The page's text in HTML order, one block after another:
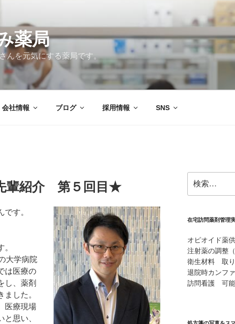
薬局
んを元気にする薬局です。
会社情報 ブログ 採用情報 SNS
紹介 第５回目★
す。
大学病院
は医療の
し、薬剤
した。
医療現場
思い、
索:
在宅訪問薬剤管理
オピオイド薬
注射薬の調整
衛生材料 取
退院時カンフ
訪問看護 可能